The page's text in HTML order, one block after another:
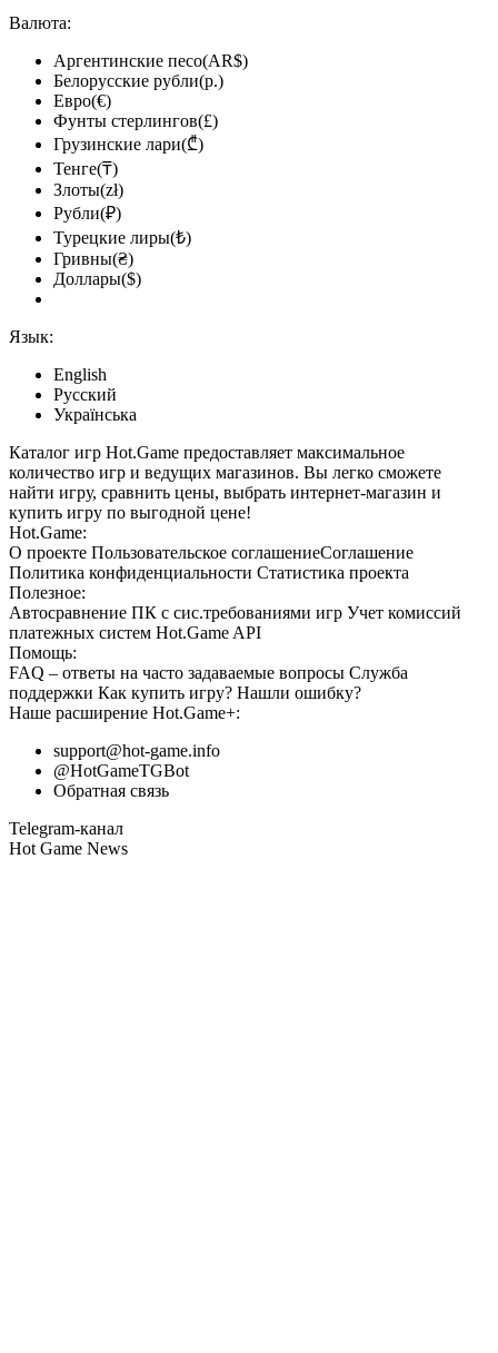
Валюта:
Аргентинские песо(AR$)
Белорусские рубли(р.)
Евро(€)
Фунты стерлингов(£)
Грузинские лари(₾)
Тенге(₸)
Злоты(zł)
Рубли(₽)
Турецкие лиры(₺)
Гривны(₴)
Доллары($)
Язык:
English
Русский
Українська
Каталог игр Hot.Game предоставляет максимальное
количество игр и ведущих магазинов. Вы легко сможете
найти игру, сравнить цены, выбрать интернет-магазин и
купить игру по выгодной цене!
Hot.Game:
О проекте Пользовательское соглашениеСоглашение
Политика конфиденциальности Статистика проекта
Полезное:
Автосравнение ПК с сис.требованиями игр Учет комиссий
платежных систем Hot.Game API
Помощь:
FAQ – ответы на часто задаваемые вопросы Служба
поддержки Как купить игру? Нашли ошибку?
Наше расширение Hot.Game+:
support@hot-game.info
@HotGameTGBot
Обратная связь
Telegram-канал
Hot Game News